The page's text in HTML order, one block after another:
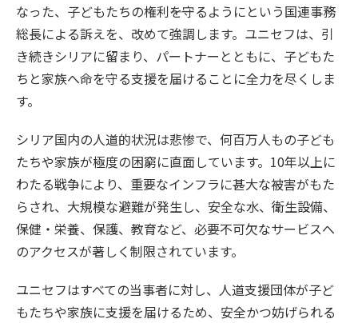
なった、子どもたちの権利――を守るようにという国連事務
総長による訴えを、改めて強調します。ユニセフは、引
き続きシリアに留まり、パートナーとともに、子どもた
ちと家族へ命を守る支援を届けることに全力を尽くしま
す。
シリア国内の人道的状況は悲惨で、何百万人もの子ども
たちや家族が極度の困窮に直面しています。10年以上に
わたる戦争により、重要なインフラに甚大な被害がもた
らされ、大規模な避難が発生し、安全な水、衛生設備、
保健・栄養、保護、教育など、必要不可欠なサービスへ
のアクセスが著しく制限されています。
ユニセフはすべての当事者に対し、人道支援団体が子ど
もたちや家族に支援を届けるため、安全かつ妨げられる